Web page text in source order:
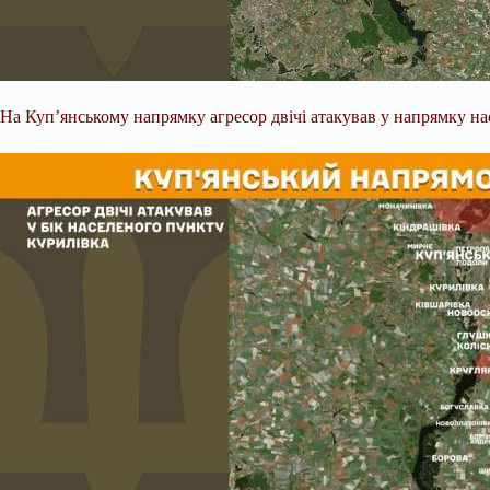
На Куп’янському напрямку агресор двічі атакував у напрямку